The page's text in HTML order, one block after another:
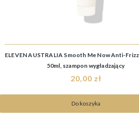
ELEVEN AUSTRALIA Smooth Me Now Anti-
50ml, szampon wygładzający
20,00 zł
Do koszyka